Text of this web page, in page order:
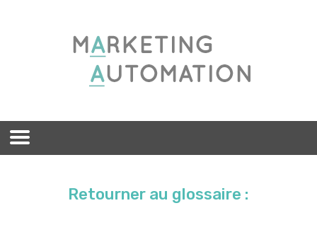
Retourner au glossaire :